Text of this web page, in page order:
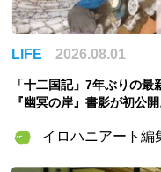
LIFE 2026.08.01
「十二国記」7年ぶりの最
『幽冥の岸』書影が初公
在・琅燦イロハニアート編